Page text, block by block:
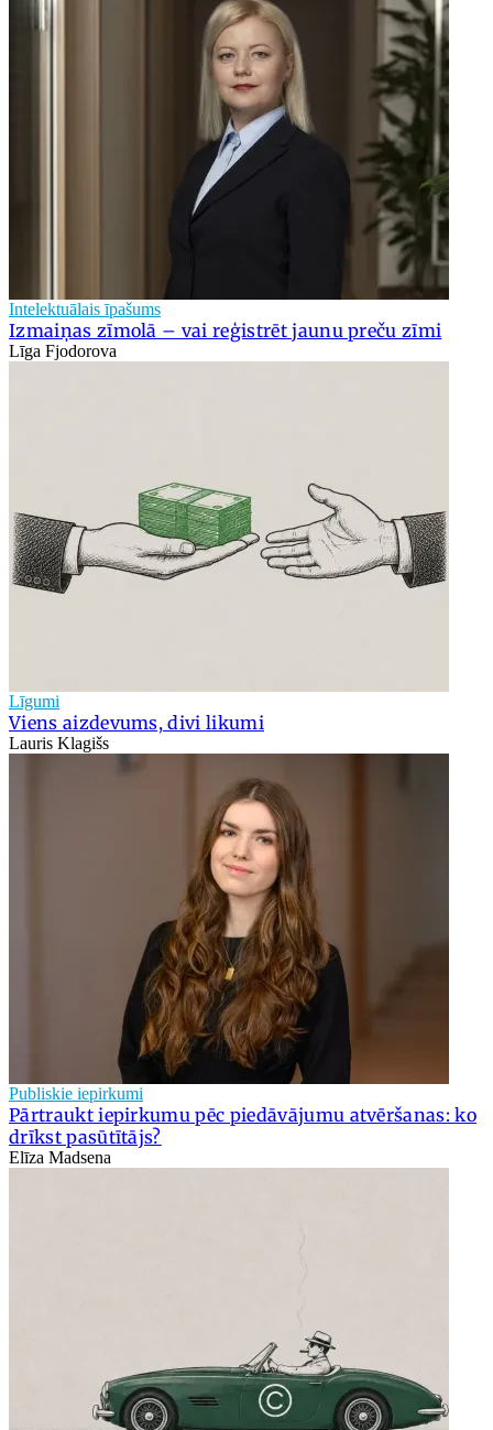
Intelektuālais īpašums
Izmaiņas zīmolā – vai reģistrēt jaunu preču zīmi
Līga Fjodorova
Līgumi
Viens aizdevums, divi likumi
Lauris Klagišs
Publiskie iepirkumi
Pārtraukt iepirkumu pēc piedāvājumu atvēršanas: ko
drīkst pasūtītājs?
Elīza Madsena